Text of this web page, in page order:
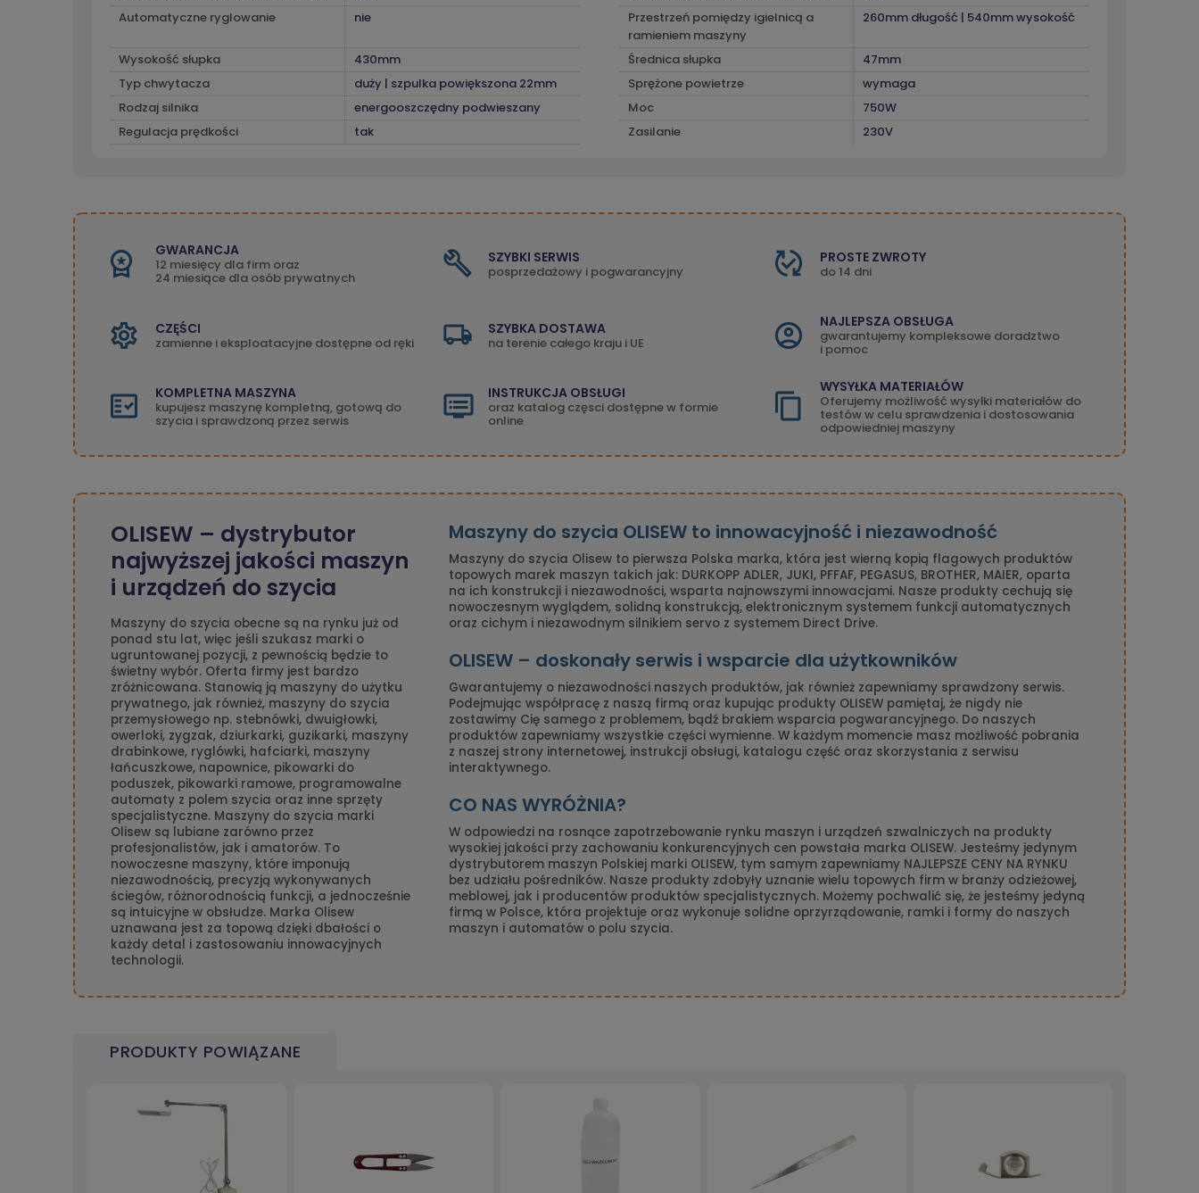
Automatyczne ryglowanie
nie
Przestrzeń pomiędzy igielnicą a
ramieniem maszyny
260mm długość | 540mm wysokość
Wysokość słupka 430mm Średnica słupka
47mm
Typ chwytacza
duży | szpulka powiększona 22mm Sprężone powietrze
wymaga
Rodzaj silnika
energooszczędny podwieszany Moc
750W
Regulacja prędkości
tak Zasilanie 230V
GWARANCJA
12 miesięcy dla firm oraz
24 miesiące dla osób prywatnych
SZYBKI SERWIS
posprzedażowy i pogwarancyjny
PROSTE ZWROTY
do 14 dni
CZĘŚCI
zamienne i eksploatacyjne dostępne od ręki
SZYBKA DOSTAWA
na terenie całego kraju i UE
NAJLEPSZA OBSŁUGA
gwarantujemy kompleksowe doradztwo
i pomoc
KOMPLETNA MASZYNA
kupujesz maszynę kompletną, gotową do
szycia i sprawdzoną przez serwis
INSTRUKCJA OBSŁUGI
oraz katalog częsci dostępne w formie
online
WYSYŁKA MATERIAŁÓW
Oferujemy możliwość wysyłki materiałów do
testów w celu sprawdzenia i dostosowania
odpowiedniej maszyny
OLISEW – dystrybutor
najwyższej jakości maszyn
i urządzeń do szycia
Maszyny do szycia obecne są na rynku już od
ponad stu lat, więc jeśli szukasz marki o
ugruntowanej pozycji, z pewnością będzie to
świetny wybór. Oferta firmy jest bardzo
zróżnicowana. Stanowią ją maszyny do użytku
prywatnego, jak również, maszyny do szycia
przemysłowego np. stebnówki, dwuigłowki,
owerloki, zygzak, dziurkarki, guzikarki, maszyny
drabinkowe, ryglówki, hafciarki, maszyny
łańcuszkowe, napownice, pikowarki do
poduszek, pikowarki ramowe, programowalne
automaty z polem szycia oraz inne sprzęty
specjalistyczne. Maszyny do szycia marki
Olisew są lubiane zarówno przez
profesjonalistów, jak i amatorów. To
nowoczesne maszyny, które imponują
niezawodnością, precyzją wykonywanych
ściegów, różnorodnością funkcji, a jednocześnie
są intuicyjne w obsłudze. Marka Olisew
uznawana jest za topową dzięki dbałości o
każdy detal i zastosowaniu innowacyjnych
technologii.
Maszyny do szycia OLISEW to innowacyjność i niezawodność
Maszyny do szycia Olisew to pierwsza Polska marka, która jest wierną kopią flagowych produktów
topowych marek maszyn takich jak: DURKOPP ADLER, JUKI, PFFAF, PEGASUS, BROTHER, MAIER, oparta
na ich konstrukcji i niezawodności, wsparta najnowszymi innowacjami. Nasze produkty cechują się
nowoczesnym wyglądem, solidną konstrukcją, elektronicznym systemem funkcji automatycznych
oraz cichym i niezawodnym silnikiem servo z systemem Direct Drive.
OLISEW – doskonały serwis i wsparcie dla użytkowników
Gwarantujemy o niezawodności naszych produktów, jak również zapewniamy sprawdzony serwis.
Podejmując współpracę z naszą firmą oraz kupując produkty OLISEW pamiętaj, że nigdy nie
zostawimy Cię samego z problemem, bądź brakiem wsparcia pogwarancyjnego. Do naszych
produktów zapewniamy wszystkie części wymienne. W każdym momencie masz możliwość pobrania
z naszej strony internetowej, instrukcji obsługi, katalogu część oraz skorzystania z serwisu
interaktywnego.
CO NAS WYRÓŻNIA?
W odpowiedzi na rosnące zapotrzebowanie rynku maszyn i urządzeń szwalniczych na produkty
wysokiej jakości przy zachowaniu konkurencyjnych cen powstała marka OLISEW. Jesteśmy jedynym
dystrybutorem maszyn Polskiej marki OLISEW, tym samym zapewniamy NAJLEPSZE CENY NA RYNKU
bez udziału pośredników. Nasze produkty zdobyły uznanie wielu topowych firm w branży odzieżowej,
meblowej, jak i producentów produktów specjalistycznych. Możemy pochwalić się, że jesteśmy jedyną
firmą w Polsce, która projektuje oraz wykonuje solidne oprzyrządowanie, ramki i formy do naszych
maszyn i automatów o polu szycia.
PRODUKTY POWIĄZANE